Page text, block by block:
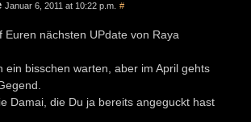
Januar 6, 2011 at 10:22 p.m. #
Euren nächsten UPdate von Raya
ein bisschen warten, aber im April gehts
Damai, die Du ja bereits angeguckt hast